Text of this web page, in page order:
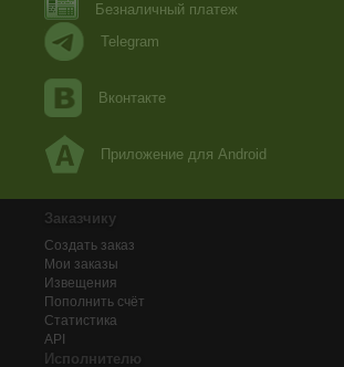
Безналичный платеж
Telegram
Вконтакте
Приложение для Android
Заказчику
Создать заказ
Мои заказы
Извещения
Пополнить счёт
Статистика
API
Исполнителю